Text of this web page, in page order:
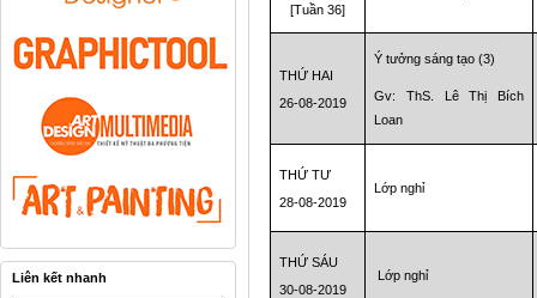
Liên kết nhanh
[Tuần 36]
THỨ HAI
26-08-2019
Ý tưởng sáng tạo(3)
Gv: ThS. Lê Thị Bích
Loan
THỨ TƯ
28-08-2019
Lớp nghỉ
THỨ SÁU
30-08-2019
Lớp nghỉ